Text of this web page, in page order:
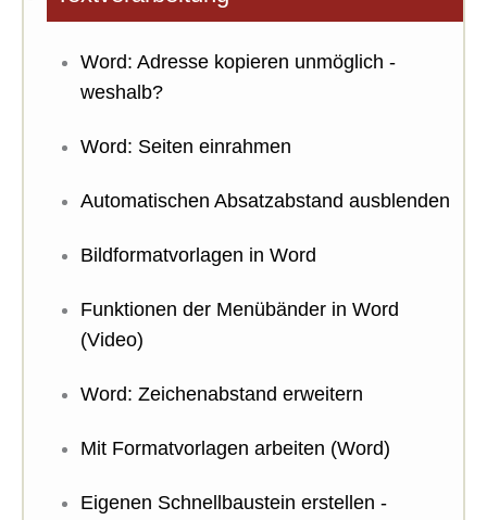
Word: Adresse kopieren unmöglich -
weshalb?
Word: Seiten einrahmen
Automatischen Absatzabstand ausblenden
Bildformatvorlagen in Word
Funktionen der Menübänder in Word
(Video)
Word: Zeichenabstand erweitern
Mit Formatvorlagen arbeiten (Word)
Eigenen Schnellbaustein erstellen -